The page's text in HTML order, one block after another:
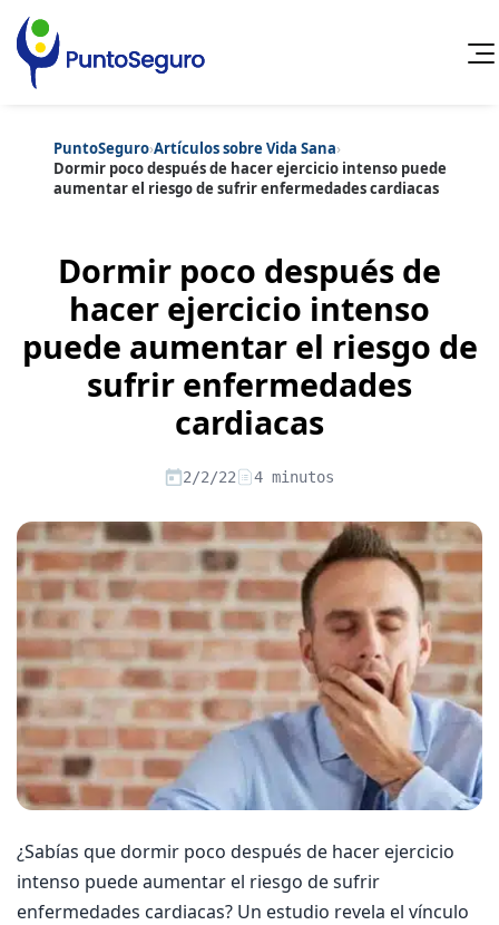
Cancelar
Artículos sobre Otros Seguros
Artículos sobre Seguros de Auto
Artículos sobre Seguros de Hogar
Artículos sobre Seguros de SaludContenido extra
Artículos sobre Convenios Colectivos
Artículos sobre Educación Financiera
Artículos sobre Seguros de Vida Hipoteca
Artículos sobre Seguros de Decesos
PuntoSeguro›Artículos sobre Vida Sana›
Dormir poco después de hacer ejercicio intenso puede
aumentar el riesgo de sufrir enfermedades cardiacas
Dormir poco después de
hacer ejercicio intenso
puede aumentar el riesgo de
sufrir enfermedades
cardiacas
2/2/22 4 minutos
¿Sabías que dormir poco después de hacer ejercicio
intenso puede aumentar el riesgo de sufrir
enfermedades cardiacas? Un estudio revela el vínculo